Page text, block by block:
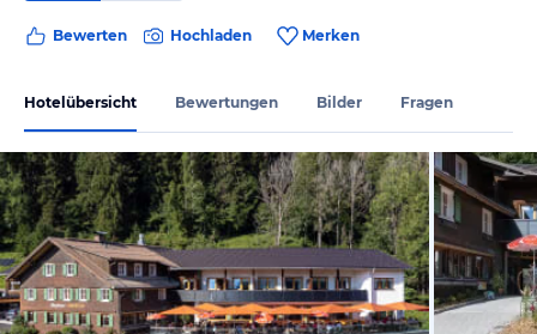
Bewerten Hochladen Merken
Hotelübersicht Bewertungen Bilder Fragen